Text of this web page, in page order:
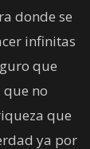
donde se
infinitas
que
que no
que
ya por